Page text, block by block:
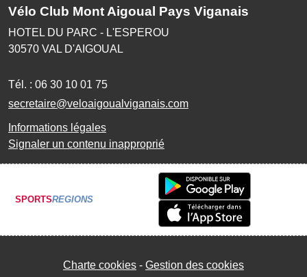
Vélo Club Mont Aigoual Pays Viganais
HOTEL DU PARC - L'ESPEROU
30570 VAL D'AIGOUAL
Tél. : 06 30 10 01 75
secretaire@veloaigoualviganais.com
Informations légales
Signaler un contenu inapproprié
SPORTSREGIONS
Charte cookies Gestion des cookies